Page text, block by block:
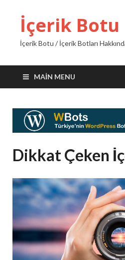
İçerik Botu
İçerik Botu / İçerik Botları
MAIN MENU
Dikkat Çeken